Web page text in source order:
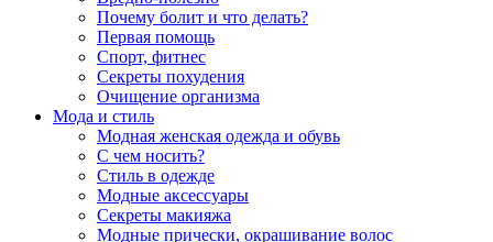
Почему болит и что делать?
Первая помощь
Спорт, фитнес
Секреты похудения
Очищение организма
Мода и стиль
Модная женская одежда и обувь
С чем носить?
Стиль в одежде
Модные аксессуары
Секреты макияжа
Модные прически, окрашивание волос